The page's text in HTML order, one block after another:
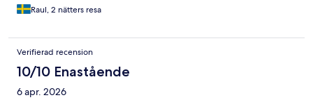
Raul, 2 nätters resa
Verifierad recension
10/10 Enastående
6 apr. 2026